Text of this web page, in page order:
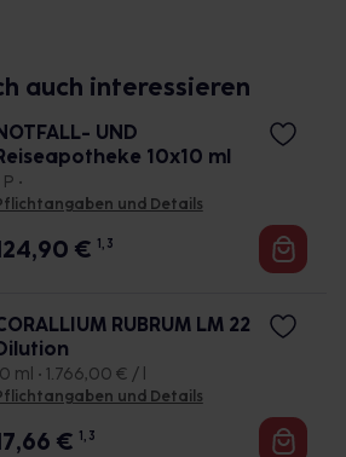
auch interessieren
UND
10x10 ml
P •
und Details
€ 1, 3
RUBRUM LM 22
ml • 1.766,00 € / l
und Details
€ 1, 3